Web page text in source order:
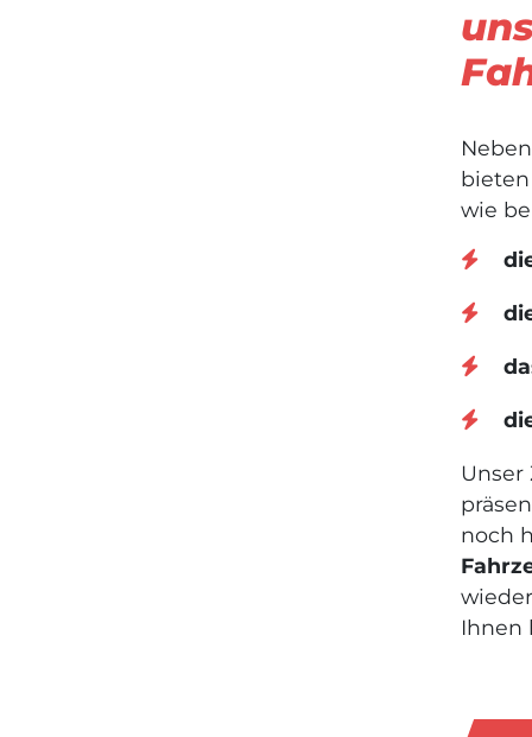
wie
Unser
noch
Ihnen